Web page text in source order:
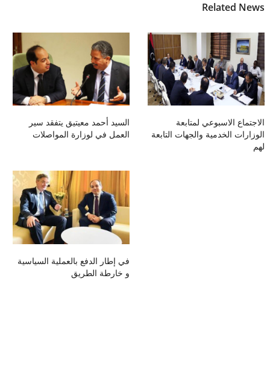
Related News
السيد أحمد معيتيق يتفقد سير
العمل في لوزارة المواصلات
الاجتماع الاسبوعي لمتابعة
الوزارات الخدمية والجهات التابعة
لهم
في إطار الدفع بالعملية السياسية
و خارطة الطريق